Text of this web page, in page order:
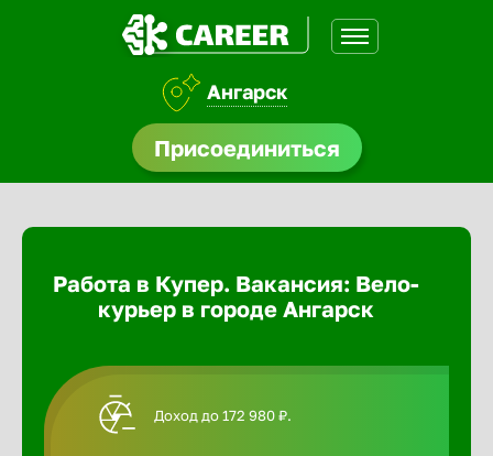
Ангарск
Присоединиться
Абакан
Работа в Купер. Вакансия: Вело-
курьер в городе Ангарск
Доход до 172 980 ₽.